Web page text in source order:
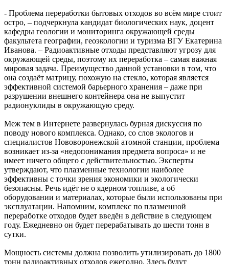
- Проблема переработки бытовых отходов во всём мире стоит
остро, – подчеркнула кандидат биологических наук, доцент
кафедры геологии и мониторинга окружающей среды
факультета географии, геоэкологии и туризма ВГУ Екатерина
Иванова. – Радиоактивные отходы представляют угрозу для
окружающей среды, поэтому их переработка – самая важная
мировая задача. Преимущество данной установки в том, что
она создаёт матрицу, похожую на стекло, которая является
эффективной системой барьерного хранения – даже при
разрушении внешнего контейнера она не выпустит
радионуклиды в окружающую среду.
Меж тем в Интернете развернулась бурная дискуссия по
поводу нового комплекса. Однако, со слов экологов и
специалистов Нововоронежской атомной станции, проблема
возникает из-за «недопонимания предмета вопроса» и не
имеет ничего общего с действительностью. Эксперты
утверждают, что плазменные технологии наиболее
эффективны с точки зрения экономики и экологически
безопасны. Речь идёт не о ядерном топливе, а об
оборудовании и материалах, которые были использованы при
эксплуатации. Напомним, комплекс по плазменной
переработке отходов будет введён в действие в следующем
году. Ежедневно он будет перерабатывать до шести тонн в
сутки.
Мощность системы должна позволить утилизировать до 1800
тонн радиоактивных отходов ежегодно. Здесь будут